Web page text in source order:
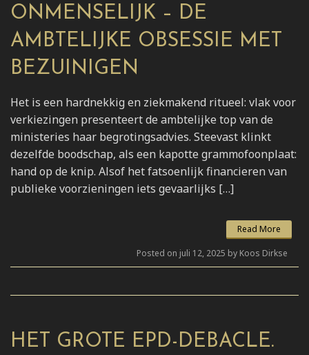
ONMENSELIJK – DE
AMBTELIJKE OBSESSIE MET
BEZUINIGEN
Het is een hardnekkig en ziekmakend ritueel: vlak voor
verkiezingen presenteert de ambtelijke top van de
ministeries haar begrotingsadvies. Steevast klinkt
dezelfde boodschap, als een kapotte grammofoonplaat:
hand op de knip. Alsof het fatsoenlijk financieren van
publieke voorzieningen iets gevaarlijks […]
Read More
Posted on juli 12, 2025 by Koos Dirkse
HET GROTE EPD-DEBACLE.